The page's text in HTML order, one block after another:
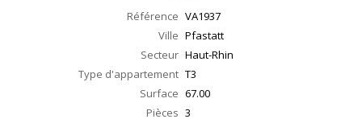
Référence VA1937
Ville Pfastatt
Secteur Haut-Rhin
Type d'appartement T3
Surface 67.00
Pièces 3